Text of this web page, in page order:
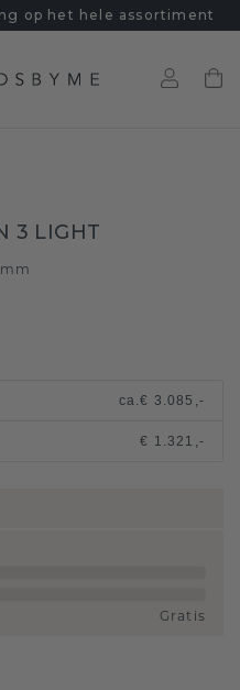
op het hele assortiment
3 LIGHT
ca.€ 3.085,-
€ 1.321,-
Gratis